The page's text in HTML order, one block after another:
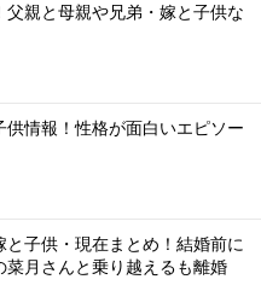
父親と母親や兄弟・嫁と子供な
情報！性格が面白いエピソー
子供・現在まとめ！結婚前に
菜月さんと乗り越えるも離婚